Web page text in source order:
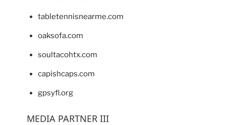
tabletennisnearme.com
oaksofa.com
soultacohtx.com
capishcaps.com
gpsyfl.org
MEDIA PARTNER III